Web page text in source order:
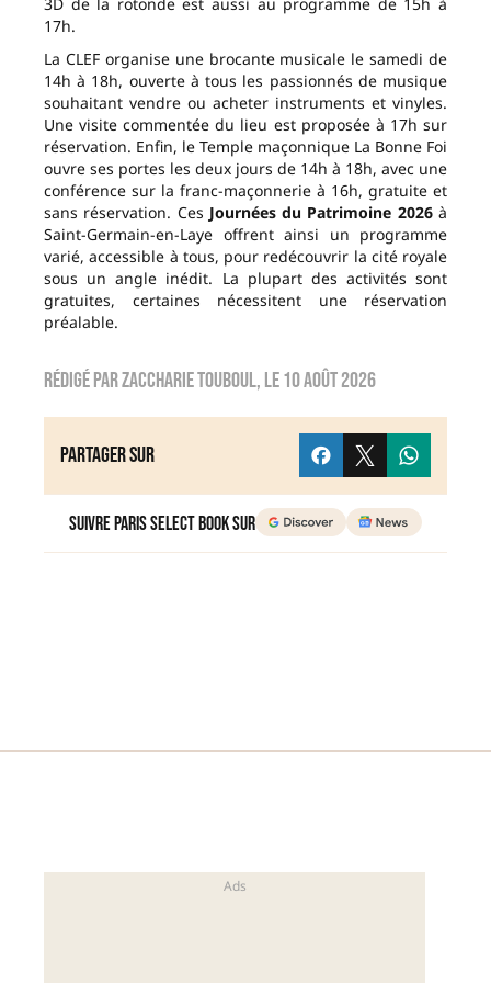
3D de la rotonde est aussi au programme de 15h à
17h.
La CLEF organise une brocante musicale le samedi de
14h à 18h, ouverte à tous les passionnés de musique
souhaitant vendre ou acheter instruments et vinyles.
Une visite commentée du lieu est proposée à 17h sur
réservation. Enfin, le Temple maçonnique La Bonne Foi
ouvre ses portes les deux jours de 14h à 18h, avec une
conférence sur la franc-maçonnerie à 16h, gratuite et
sans réservation. Ces Journées du Patrimoine 2026à
Saint-Germain-en-Laye offrent ainsi un programme
varié, accessible à tous, pour redécouvrir la cité royale
sous un angle inédit. La plupart des activités sont
gratuites, certaines nécessitent une réservation
préalable.
Rédigé parzaccharie touboul, le10 août 2026
Partager sur
Suivre Paris Select Book sur